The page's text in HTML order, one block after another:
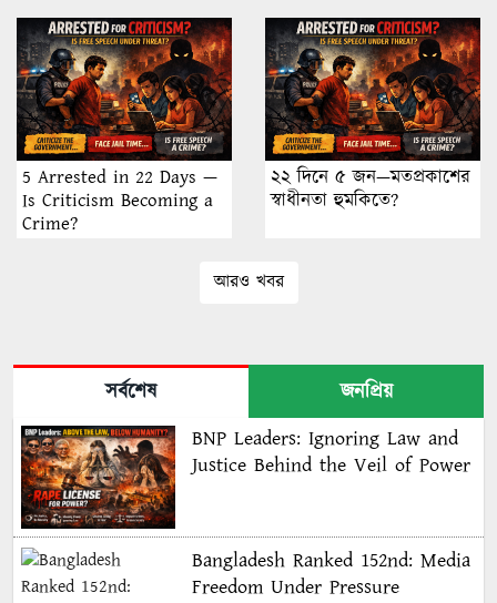
5 Arrested in 22 Days —
Is Criticism Becoming a
Crime?
২২ দিনে ৫ জন—মতপ্রকাশের
স্বাধীনতা হুমকিতে?
আরও খবর
সর্বশেষ
জনপ্রিয়
BNP Leaders: Ignoring Law and
Justice Behind the Veil of Power
Bangladesh Ranked 152nd: Media
Freedom Under Pressure